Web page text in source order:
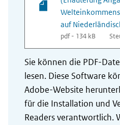
auf
pdf - 134 kB
Sie können die PDF-
lesen. Diese Software
Adobe-Website
für die Installation und
Readers verantwortlich.